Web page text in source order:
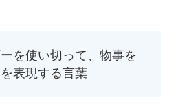
を使い切って、物事を
表現する言葉